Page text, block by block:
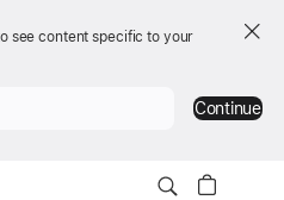
see content specific to your
Continue